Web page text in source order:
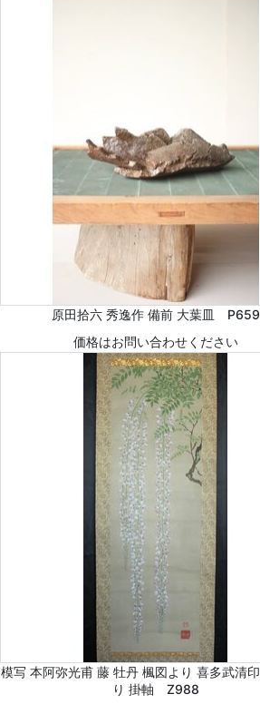
原田拾六 秀逸作 備前 大葉皿 P659
価格はお問い合わせください
模写 本阿弥光甫 藤 牡丹 楓図より 喜多武清
り 掛軸 Z988